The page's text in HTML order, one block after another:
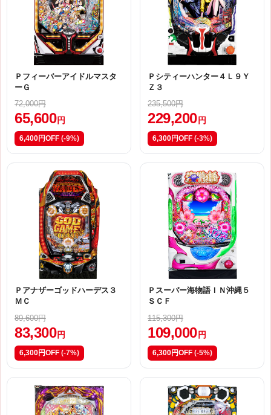
Ｐフィーバーアイドルマスタ
ーＧ
72,000円
65,600 円
6,400円OFF (-9%)
Ｐシティーハンター４Ｌ９Ｙ
Ｚ３
235,500円
229,200 円
6,300円OFF (-3%)
Ｐアナザーゴッドハーデス３
ＭＣ
89,600円
83,300 円
6,300円OFF (-7%)
Ｐスーパー海物語ＩＮ沖縄５
ＳＣＦ
115,300円
109,000 円
6,300円OFF (-5%)